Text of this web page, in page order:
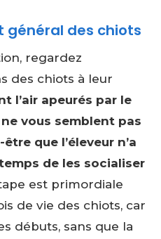
général des chiots
regardez
des chiots à leur
l’air apeurés par le
vous semblent pas
que l’éleveur n’a
de les socialiser
est primordiale
de vie des chiots, car
débuts, sans que la